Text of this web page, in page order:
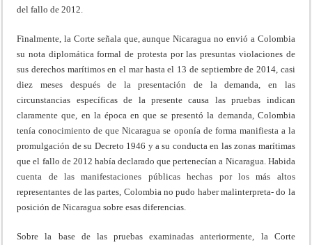
del fallo de 2012.
Finalmente, la Corte señala que, aunque Nicaragua no envió a Colombia
su nota diplomática formal de protesta por las presuntas violaciones de
sus derechos marítimos en el mar hasta el 13 de septiembre de 2014, casi
diez meses después de la presentación de la demanda, en las
circunstancias específicas de la presente causa las pruebas indican
claramente que, en la época en que se presentó la demanda, Colombia
tenía conocimiento de que Nicaragua se oponía de forma manifiesta a la
promulgación de su Decreto 1946 y a su conducta en las zonas marítimas
que el fallo de 2012 había declarado que pertenecían a Nicaragua. Habida
cuenta de las manifestaciones públicas hechas por los más altos
representantes de las partes, Colombia no pudo haber malinterpreta- do la
posición de Nicaragua sobre esas diferencias.
Sobre la base de las pruebas examinadas anteriormente, la Corte